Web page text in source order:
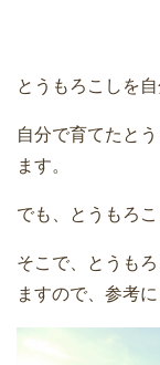
とうもろこしを
自分で育てたと
ます。
でも、とうもろ
そこで、とうも
ますので、参考に